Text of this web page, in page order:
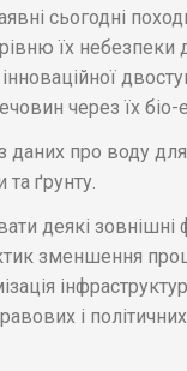
сьогодні
їх
через їх біо-
даних про воду
ґрунту.
деякі
зменшення
і